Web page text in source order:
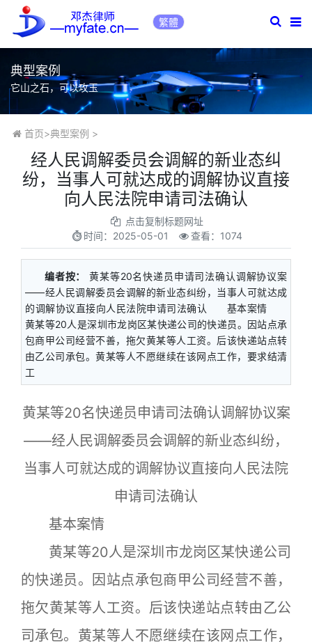
繁體
典型案例
它山之石，可以攻玉
首页>典型案例 >
经人民调解委员会调解的新业态纠
纷，当事人可就达成的调解协议直接
向人民法院申请司法确认
点击复制标题网址
时间： 2025-05-01 查看：1074
编者按：
黄某等20名快递员申请司法确认调解协议案
——经人民调解委员会调解的新业态纠纷，当事人可就达成
的调解协议直接向人民法院申请司法确认 基本案情
黄某等20人是深圳市龙岗区某快递公司的快递员。因站点承
包商甲公司经营不善，拖欠黄某等人工资。后该快递站点转
由乙公司承包。黄某等人不愿继续在该网点工作，要求结清
工
黄某等20名快递员申请司法确认调解协议案
——经人民调解委员会调解的新业态纠纷，
当事人可就达成的调解协议直接向人民法院
申请司法确认
基本案情
黄某等20人是深圳市龙岗区某快递公司
的快递员。因站点承包商甲公司经营不善，
拖欠黄某等人工资。后该快递站点转由乙公
司承包。黄某等人不愿继续在该网点工作，